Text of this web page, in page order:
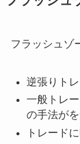
フラッシュゾ
逆張りト
一般トレ
の手法が
トレード